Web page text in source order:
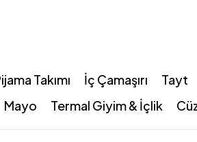
Takımı İç Çamaşırı Tayt
Mayo Termal Giyim & İçlik